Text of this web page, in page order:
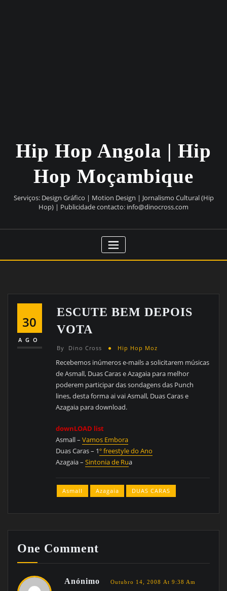
Hip Hop Angola | Hip
Hop Moçambique
Serviços: Design Gráfico | Motion Design | Jornalismo Cultural (Hip
Hop) | Publicidade contacto: info@dinocross.com
30
AGO
ESCUTE BEM DEPOIS
VOTA
By Dino Cross Hip Hop Moz
Recebemos inúmeros e-mails a solicitarem músicas
de Asmall, Duas Caras e Azagaia para melhor
poderem participar das sondagens das Punch
lines, desta forma ai vai Asmall, Duas Caras e
Azagaia para download.
downLOAD list
Asmall –Vamos Embora
Duas Caras – 1º freestyle do Ano
Azagaia –Sintonia de Rua
Asmall Azagaia DUAS CARAS
One Comment
Anónimo Outubro 14, 2008 At 9:38 Am